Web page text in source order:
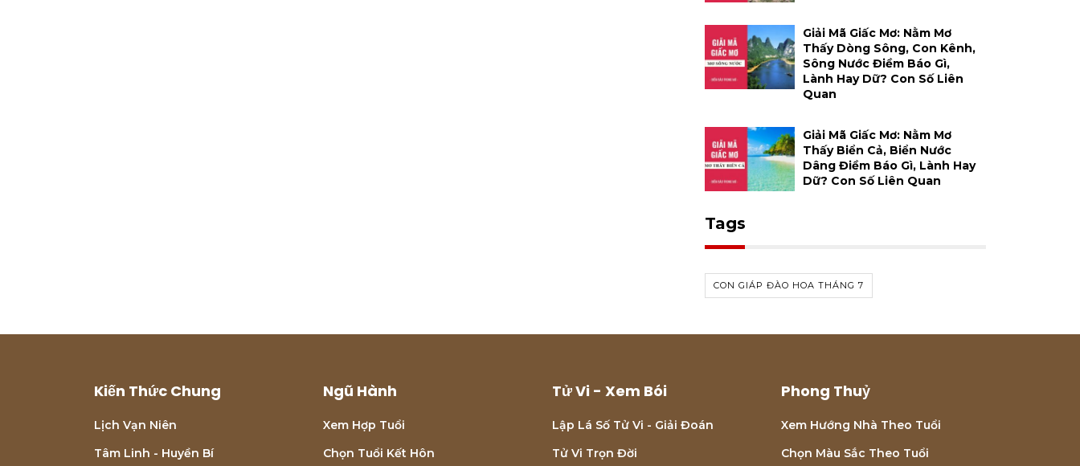
Giải Mã Giấc Mơ: Nằm Mơ
Thấy Dòng Sông, Con Kênh,
Sông Nước Điềm Báo Gì,
Lành Hay Dữ? Con Số Liên
Quan
Giải Mã Giấc Mơ: Nằm Mơ
Thấy Biển Cả, Biển Nước
Dâng Điềm Báo Gì, Lành Hay
Dữ? Con Số Liên Quan
Tags
CON GIÁP ĐÀO HOA THÁNG 7
Kiến Thức Chung
Lịch Vạn Niên
Tâm Linh - Huyền Bí
Ngũ Hành
Xem Hợp Tuổi
Chọn Tuổi Kết Hôn
Tử Vi - Xem Bói
Lập Lá Số Tử Vi - Giải Đoán
Tử Vi Trọn Đời
Phong Thuỷ
Xem Hướng Nhà Theo Tuổi
Chọn Màu Sắc Theo Tuổi